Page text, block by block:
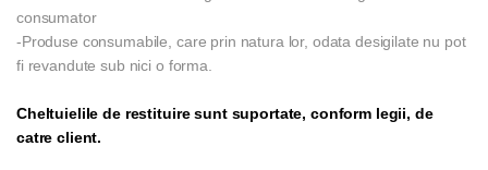
consumator
-Produse consumabile, care prin natura lor, odata desigilate nu pot
fi revandute sub nici o forma.
Cheltuielile de restituire sunt suportate, conform legii, de
catre client.